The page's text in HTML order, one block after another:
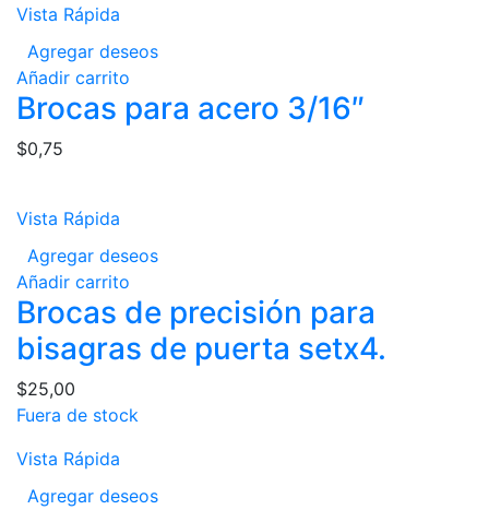
Vista Rápida
Agregar deseos
Añadir carrito
Brocas para acero 3/16″
$0,75
Vista Rápida
Agregar deseos
Añadir carrito
Brocas de precisión para
bisagras de puerta setx4.
$25,00
Fuera de stock
Vista Rápida
Agregar deseos